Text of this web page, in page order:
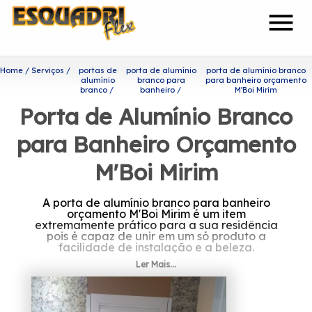
menu
Home Serviços
portas de
alumínio
branco
porta de alumínio
branco para
banheiro
porta de alumínio branco
para banheiro orçamento
M'Boi Mirim
Porta de Alumínio Branco
para Banheiro Orçamento
M'Boi Mirim
A porta de alumínio branco para banheiro
orçamento M'Boi Mirim é um item
extremamente prático para a sua residência
pois é capaz de unir em um só produto a
facilidade de instalação e a beleza.
Procurando por porta de
alumínio branco para
Ler Mais...